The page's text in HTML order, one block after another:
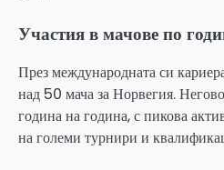
Участия в мачове по
През международната си
над 50 мача за Норвегия.
година на година, с пикова
на големи турнири и